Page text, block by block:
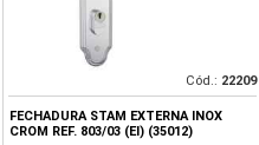
Cód.: 22209
FECHADURA STAM EXTERNA INOX
CROM REF. 803/03 (EI) (35012)